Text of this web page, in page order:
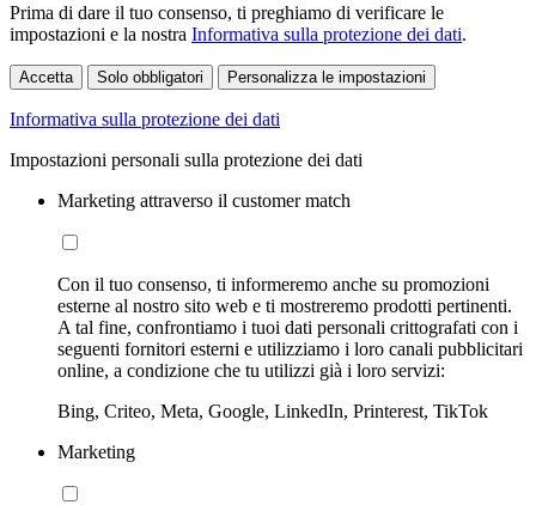
Prima di dare il tuo consenso, ti preghiamo di verificare le
impostazioni e la nostra Informativa sulla protezione dei dati.
Accetta Solo obbligatori Personalizza le impostazioni
Informativa sulla protezione dei dati
Impostazioni personali sulla protezione dei dati
Marketing attraverso il customer match
Con il tuo consenso, ti informeremo anche su promozioni
esterne al nostro sito web e ti mostreremo prodotti pertinenti.
A tal fine, confrontiamo i tuoi dati personali crittografati con i
seguenti fornitori esterni e utilizziamo i loro canali pubblicitari
online, a condizione che tu utilizzi già i loro servizi:
Bing, Criteo, Meta, Google, LinkedIn, Printerest, TikTok
Marketing